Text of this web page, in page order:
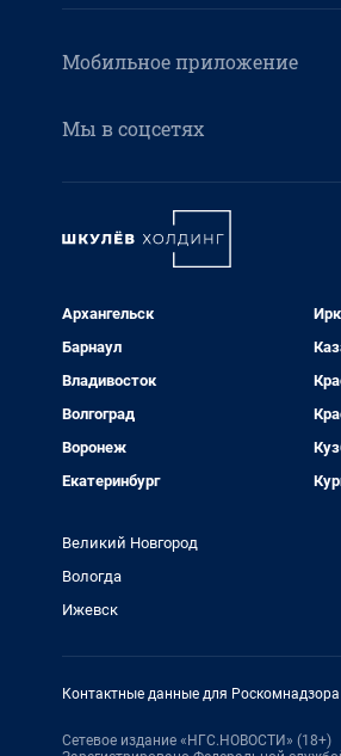
Мобильное приложение
Мы в соцсетях
Архангельск
Барнаул
Владивосток
Волгоград
Воронеж
Екатеринбург
Великий Новгород
Вологда
Ижевск
Контактные данные для
Сетевое издание «НГС.НОВОСТИ» (18+)